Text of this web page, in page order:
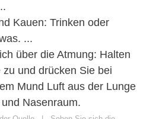
Kauen: Trinken oder
...
über die Atmung: Halten
zu und drücken Sie bei
Mund Luft aus der Lunge
Nasenraum.